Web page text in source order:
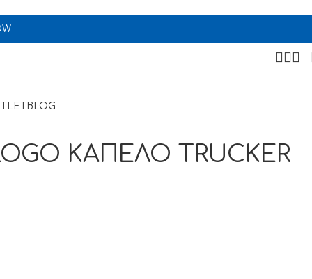
BLOG
ΚΑΠΕΛΟ TRUCKER